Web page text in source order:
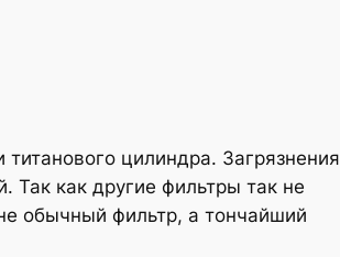
цилиндра. Загрязнения
Так как другие фильтры так не
обычный фильтр, а тончайший